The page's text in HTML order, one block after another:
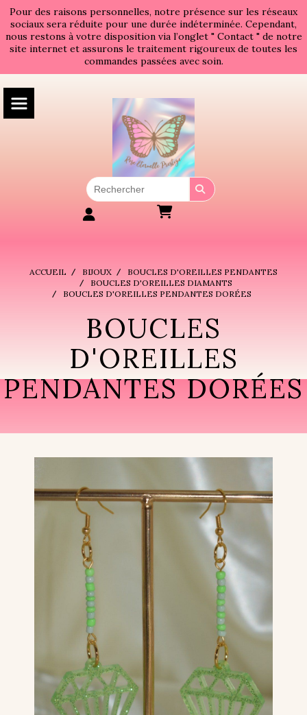
Pour des raisons personnelles, notre présence sur les réseaux
sociaux sera réduite pour une durée indéterminée. Cependant,
nous restons à votre disposition via l’onglet " Contact " de notre
site internet et assurons le traitement rigoureux de toutes les
commandes passées avec soin.
ACCUEIL BIJOUX
BOUCLES D'OREILLES PENDANTES
BOUCLES D'OREILLES DIAMANTS
BOUCLES D'OREILLES PENDANTES DORÉES
BOUCLES
D'OREILLES
PENDANTES DORÉES